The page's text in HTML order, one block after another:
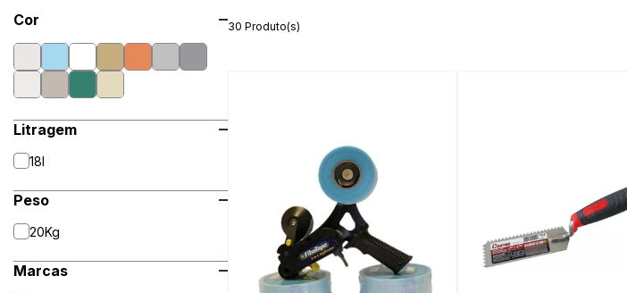
Cor
Litragem
18l
Peso
20Kg
Marcas
30 Produto(s)